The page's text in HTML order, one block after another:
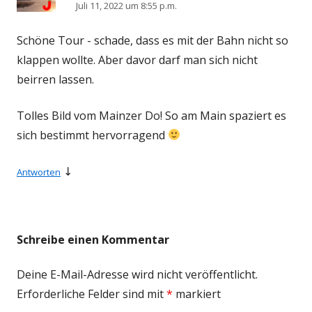
Juli 11, 2022 um 8:55 p.m.
Schöne Tour - schade, dass es mit der Bahn nicht so
klappen wollte. Aber davor darf man sich nicht
beirren lassen.
Tolles Bild vom Mainzer Do! So am Main spaziert es
sich bestimmt hervorragend
Antworten ↓
Schreibe einen Kommentar
Deine E-Mail-Adresse wird nicht veröffentlicht.
Erforderliche Felder sind mit* markiert